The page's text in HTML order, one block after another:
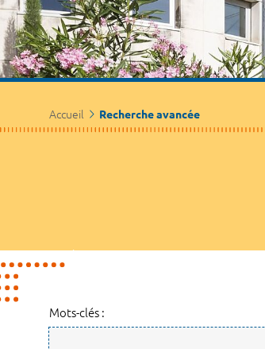
Accueil Recherche avancée
Mots-clés :